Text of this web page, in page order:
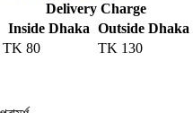
Delivery Charge
Inside Dhaka Outside Dhaka
TK 80 TK 130